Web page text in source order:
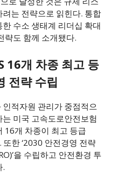
는 전략으로 읽힌다. 통합
수소 생태계 리더십 확대
략도 함께 소개됐다.
16개 차종 최고 등
전략 수립
적자원 관리가 중점적으
미국 고속도로안전보험
16개 차종이 최고 등급
한 ‘2030 안전경영 전략
을 수립하고 안전환경 투
.